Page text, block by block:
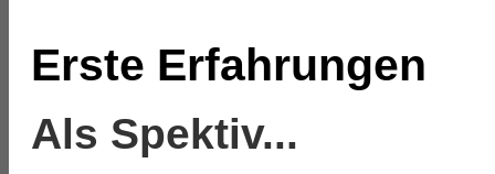
Erste Erfahrungen
Als Spektiv...